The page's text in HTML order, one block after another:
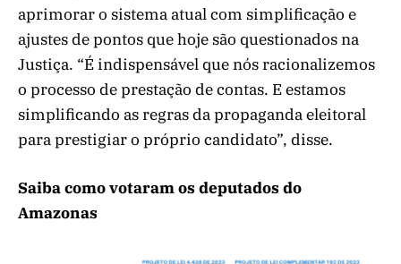
aprimorar o sistema atual com simplificação e
ajustes de pontos que hoje são questionados na
Justiça. “É indispensável que nós racionalizemos
o processo de prestação de contas. E estamos
simplificando as regras da propaganda eleitoral
para prestigiar o próprio candidato”, disse.
Saiba como votaram os deputados do
Amazonas